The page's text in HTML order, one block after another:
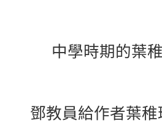
中學時期的葉
鄧教員給作者葉